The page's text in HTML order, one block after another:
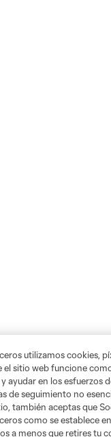
utilizamos cookies,
el sitio web funcione
ayudar en los
de seguimiento no
también aceptas que
como se establece
a menos que retires tu